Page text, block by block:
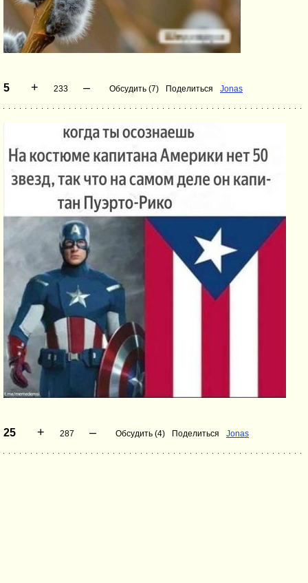
5 + 233 – Обсудить (7) Поделиться Jonas
25 + 287 – Обсудить (4) Поделиться Jonas